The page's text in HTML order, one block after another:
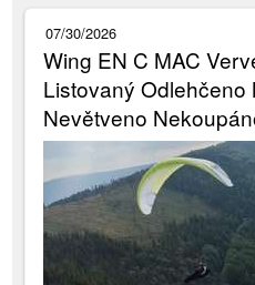
07/30/2026
Wing EN C MAC
Listovaný
Nevětveno